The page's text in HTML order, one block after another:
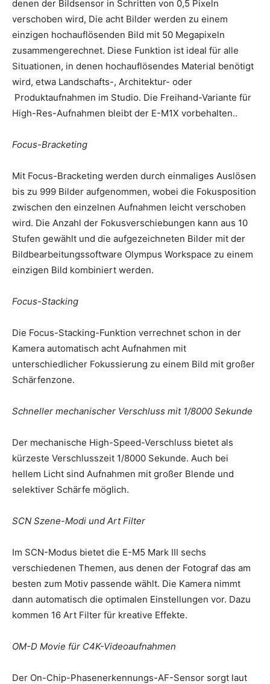
denen der Bildsensor in Schritten von 0,5 Pixeln
verschoben wird, Die acht Bilder werden zu einem
einzigen hochauflösenden Bild mit 50 Megapixeln
zusammengerechnet. Diese Funktion ist ideal für alle
Situationen, in denen hochauflösendes Material benötigt
wird, etwa Landschafts-, Architektur- oder
Produktaufnahmen im Studio. Die Freihand-Variante für
High-Res-Aufnahmen bleibt der E-M1X vorbehalten..
Focus-Bracketing
Mit Focus-Bracketing werden durch einmaliges Auslösen
bis zu 999 Bilder aufgenommen, wobei die Fokusposition
zwischen den einzelnen Aufnahmen leicht verschoben
wird. Die Anzahl der Fokusverschiebungen kann aus 10
Stufen gewählt und die aufgezeichneten Bilder mit der
Bildbearbeitungssoftware Olympus Workspace zu einem
einzigen Bild kombiniert werden.
Focus-Stacking
Die Focus-Stacking-Funktion verrechnet schon in der
Kamera automatisch acht Aufnahmen mit
unterschiedlicher Fokussierung zu einem Bild mit großer
Schärfenzone.
Schneller mechanischer Verschluss mit 1/8000 Sekunde
Der mechanische High-Speed-Verschluss bietet als
kürzeste Verschlusszeit 1/8000 Sekunde. Auch bei
hellem Licht sind Aufnahmen mit großer Blende und
selektiver Schärfe möglich.
SCN Szene-Modi und Art Filter
Im SCN-Modus bietet die E-M5 Mark III sechs
verschiedenen Themen, aus denen der Fotograf das am
besten zum Motiv passende wählt. Die Kamera nimmt
dann automatisch die optimalen Einstellungen vor. Dazu
kommen 16 Art Filter für kreative Effekte.
OM-D Movie für C4K-Videoaufnahmen
Der On-Chip-Phasenerkennungs-AF-Sensor sorgt laut